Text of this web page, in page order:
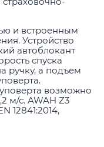
и встроенным
Устройство
автоблокант
спуска
ручку, а подъем
возможно
м/с. AWAH Z3
12841:2014,